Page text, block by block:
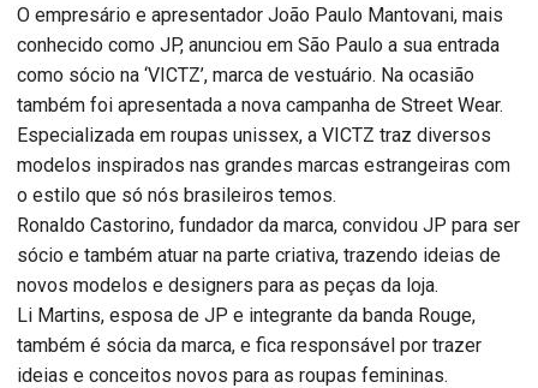
O empresário e apresentador João Paulo Mantovani, mais
conhecido como JP, anunciou em São Paulo a sua entrada
como sócio na ‘VICTZ’, marca de vestuário. Na ocasião
também foi apresentada a nova campanha de Street Wear.
Especializada em roupas unissex, a VICTZ traz diversos
modelos inspirados nas grandes marcas estrangeiras com
o estilo que só nós brasileiros temos.
Ronaldo Castorino, fundador da marca, convidou JP para ser
sócio e também atuar na parte criativa, trazendo ideias de
novos modelos e designers para as peças da loja.
Li Martins, esposa de JP e integrante da banda Rouge,
também é sócia da marca, e fica responsável por trazer
ideias e conceitos novos para as roupas femininas.